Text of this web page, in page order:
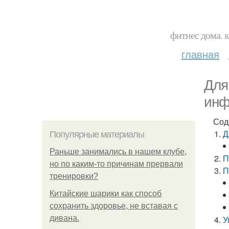
фитнес дома.
главная
Популярные материалы
Раньше занимались в нашем клубе,
но по каким-то причинам прервали
тренировки?
Китайские шарики как способ
сохранить здоровье, не вставая с
дивана.